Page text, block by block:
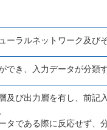
ラルネットワーク及び
き、入力データが分類
及び出力層を有し、前記
タである際に反応せず、